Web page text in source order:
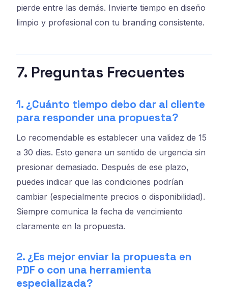
pierde entre las demás. Invierte tiempo en diseño
limpio y profesional con tu branding consistente.
7. Preguntas Frecuentes
1. ¿Cuánto tiempo debo dar al cliente
para responder una propuesta?
Lo recomendable es establecer una validez de 15
a 30 días. Esto genera un sentido de urgencia sin
presionar demasiado. Después de ese plazo,
puedes indicar que las condiciones podrían
cambiar (especialmente precios o disponibilidad).
Siempre comunica la fecha de vencimiento
claramente en la propuesta.
2. ¿Es mejor enviar la propuesta en
PDF o con una herramienta
especializada?